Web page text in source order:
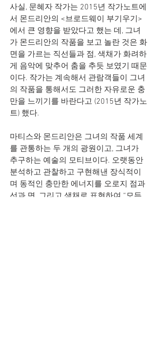
사실, 문혜자 작가는 2015년 작가노트에
서 몬드리안의 <브로드웨이 부기우기>
에서 큰 영향을 받았다고 했는 데, 그녀
가 몬드리안의 작품을 보고 놀란 것은 화
면을 가르는 직선들과 점, 색채가 화려하
게 음악에 맞추어 춤을 추듯 보였기 때문
이다. 작가는 계속해서 관람객들이 그녀
의 작품을 통해서도 그러한 자유로운 충
만을 느끼기를 바란다고 (2015년 작가노
트) 했다.
마티스와 몬드리안은 그녀의 작품 세계
를 관통하는 두 개의 광원이고, 그녀가
추구하는 예술의 모티브이다. 오랫동안
분석하고 관찰하고 구현해낸 장식적이
며 동적인 충만한 에너지를 오로지 점과
선과 면, 그리고 색채로 표현하여 “모든